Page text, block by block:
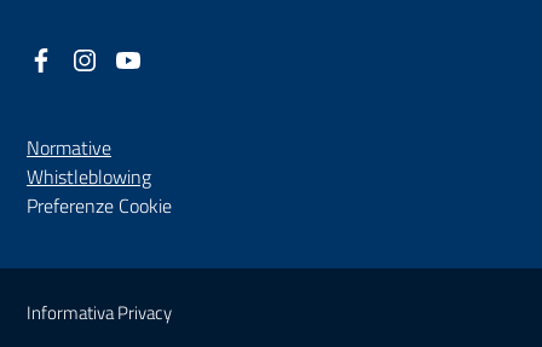
Facebook
(nuova scheda - new tab)
Instagram
(nuova scheda - new tab)
Normative
Whistleblowing(nuova scheda - new tab)
Preferenze Cookie
Sezione Link Utili
Informativa Privacy